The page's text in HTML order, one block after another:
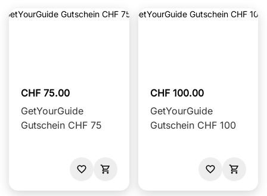
CHF 75.00
GetYourGuide
Gutschein CHF 75
CHF 100.00
GetYourGuide
Gutschein CHF 100